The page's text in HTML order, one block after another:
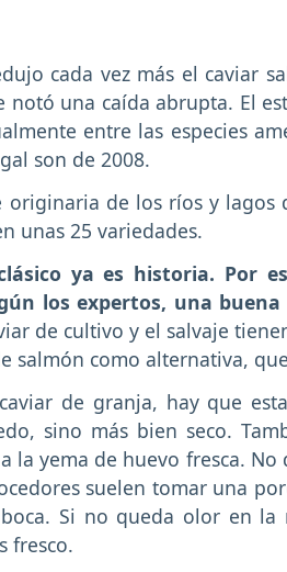
cada vez más el caviar
notó una caída abrupta. El
entre las especies
son de 2008.
originaria de los ríos y lagos
unas 25 variedades.
ya es historia. Por
los expertos, una
de cultivo y el salvaje
salmón como alternativa,
de granja, hay que
sino más bien seco.
la yema de huevo fresca.
suelen tomar una
Si no queda olor en la
fresco.